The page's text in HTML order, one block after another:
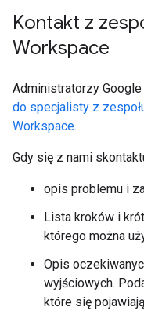
Kontakt z
Workspace
Administratorzy
do specjalisty z
Workspace.
Gdy się z nami
opis problemu i
Lista kroków i
którego można
Opis
wyjściowych.
które się